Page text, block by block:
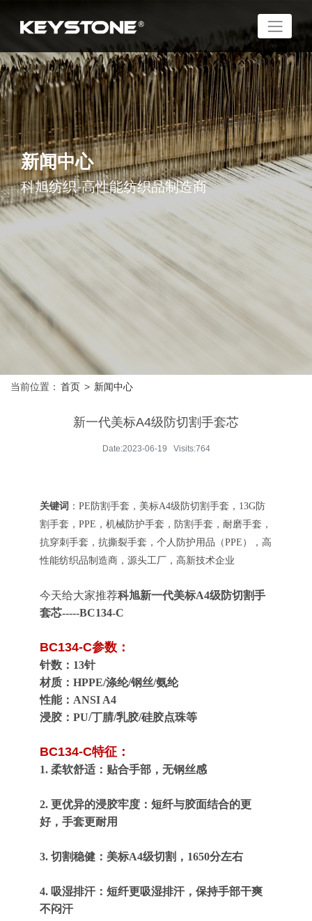
新闻中心
科旭纺织-高性能纺织品制造商
当前位置： 首页 > 新闻中心
新一代美标A4级防切割手套芯
Date:2023-06-19 Visits:764
关键词 ： PE防割手套，美标A4级防切割手套，13G防
割手套，PPE，机械防护手套，防割手套，耐磨手套，
抗穿刺手套，抗撕裂手套，个人防护用品（PPE），高
性能纺织品制造商，源头工厂，高新技术企业
今天给大家推荐科旭新一代美标A4级防切割手
套芯-----BC134-C
BC134-C参数：
针数：13针
材质：HPPE/涤纶/钢丝/氨纶
性能：ANSI A4
浸胶：PU/丁腈/乳胶/硅胶点珠等
BC134-C特征：
1. 柔软舒适：贴合手部，无钢丝感
2. 更优异的浸胶牢度：短纤与胶面结合的更
好，手套更耐用
3. 切割稳健：美标A4级切割，1650分左右
4. 吸湿排汗：短纤更吸湿排汗，保持手部干爽
不闷汗